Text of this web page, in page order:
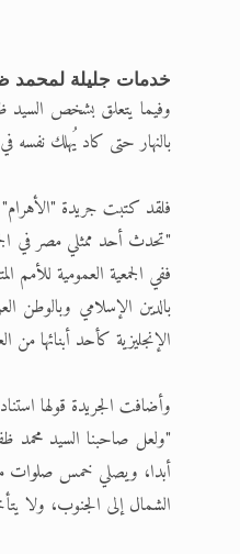
خدمات جليلة لمحمد
وفيما يتعلق بشخص السيد
بالنهار حتى كاد يُهلك
فلقد كتبت جريدة "الأهرام" القاهرية بتاريخ 27/6/1952م تحت
"تحدث أحد ممثلي مصر في
ففي الجمعية العمومية
بالدين الإسلامي
الإنجليزية كأحد أبنائها من
وأضافت الجريدة قولها
"ولعل صاحبنا السيد محمد
أبدا‍، ويصلي خمس صلوات
الشمال إلى الجنوب، ولا